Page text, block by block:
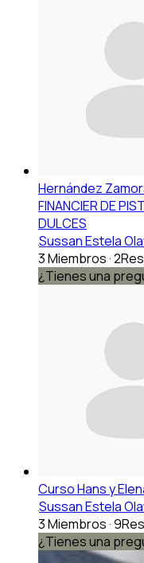
Hernández
FINANCIER DE
DULCES
Sussan Estela
3 Miembros·
¿Tienes una
Curso Hans y
Sussan Estela
3 Miembros·
¿Tienes una